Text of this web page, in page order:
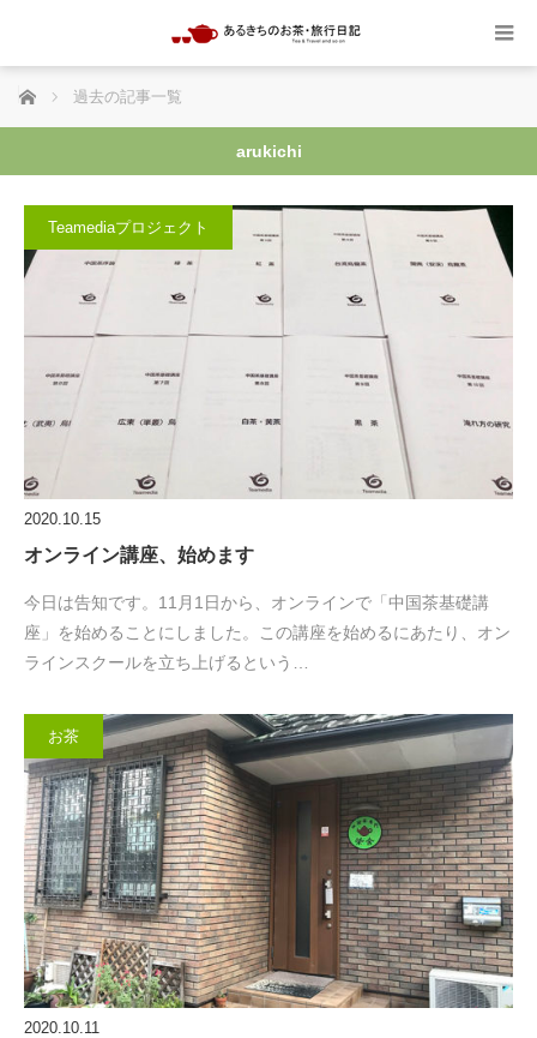
ホーム 過去の記事一覧
arukichi
Teamediaプロジェクト
2020.10.15
オンライン講座、始めます
今日は告知です。11月1日から、オンラインで「中国茶基礎講
座」を始めることにしました。この講座を始めるにあたり、オン
ラインスクールを立ち上げるという…
お茶
2020.10.11